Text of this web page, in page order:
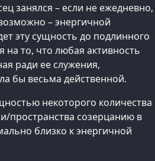
занялся – если не ежедневно,
– энергичной
эту сущность до подлинного
на то, что любая активность
ради ее служения,
бы весьма действенной.
некоторого количества
пространства созерцанию в
близко к энергичной